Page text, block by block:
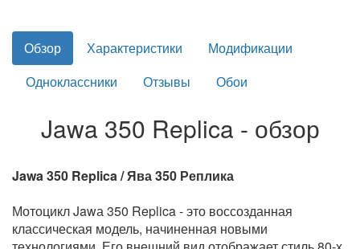
Обзор Характеристики
Модификации
Одноклассники
Отзывы Обои
Jawa 350 Replica - обзор
Jawa 350 Replica / Ява 350 Реплика
Мотоцикл Jawа 350 Replica - это воссозданная
классическая модель, начиненная новыми